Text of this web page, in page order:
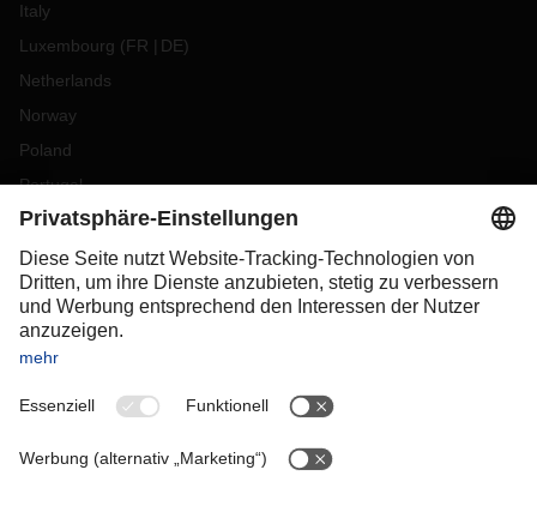
Italy
Luxembourg (FR DE)
Netherlands
Norway
Poland
Portugal
Romania
Slovakia
Spain
Sweden
Switzerland
OCEANIA